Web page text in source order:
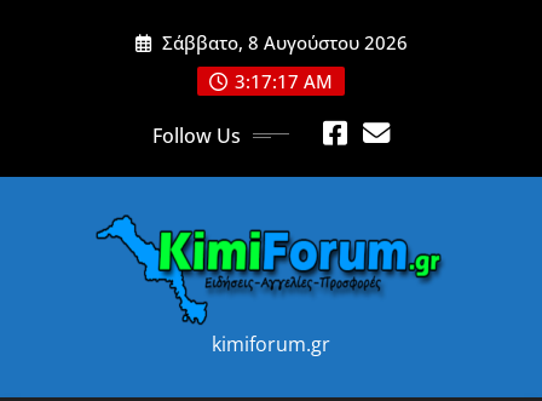
Σάββατο, 8 Αυγούστου 2026
3:17:19 AM
Follow Us
kimiforum.gr